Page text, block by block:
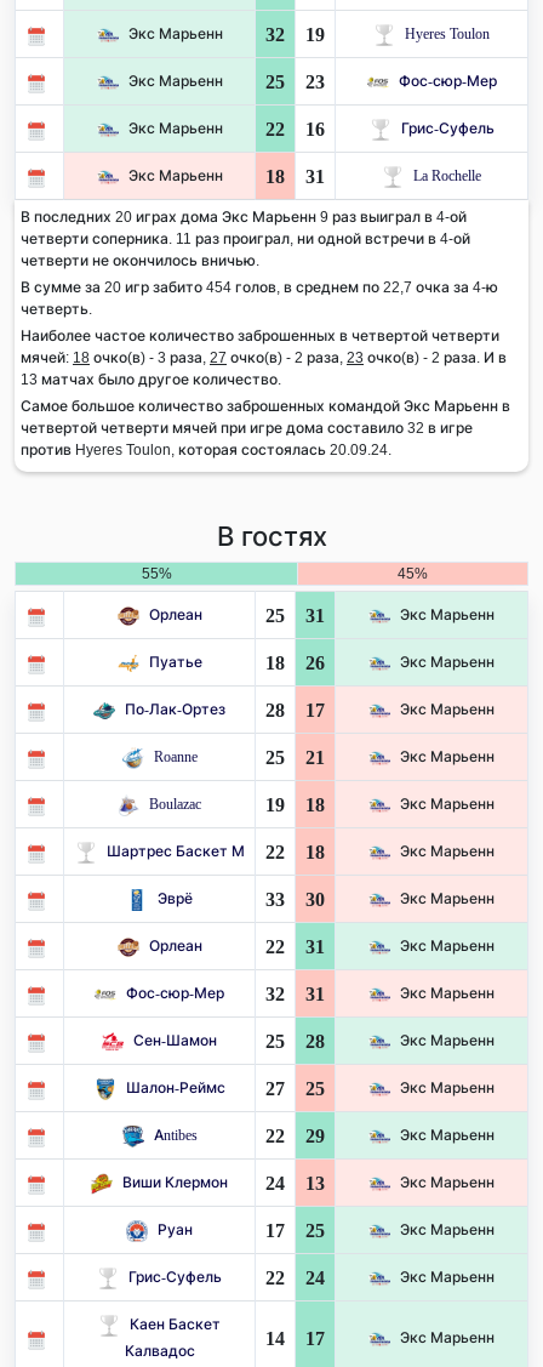
Экс Марьенн 32 19 Hyeres Toulon
Экс Марьенн 25 23 Фос-сюр-Мер
Экс Марьенн 22 16 Грис-Суфель
Экс Марьенн 18 31 La Rochelle
В последних 20 играх дома Экс Марьенн 9 раз выиграл в 4-ой
четверти соперника. 11 раз проиграл, ни одной встречи в 4-ой
четверти не окончилось вничью.
В сумме за 20 игр забито 454 голов, в среднем по 22,7 очка за 4-ю
четверть.
Наиболее частое количество заброшенных в четвертой четверти
мячей: 18 очко(в) - 3 раза, 27 очко(в) - 2 раза, 23 очко(в) - 2 раза. И в
13 матчах было другое количество.
Самое большое количество заброшенных командой Экс Марьенн в
четвертой четверти мячей при игре дома составило 32 в игре
против Hyeres Toulon, которая состоялась 20.09.24.
В гостях
55% 45%
Орлеан 25 31 Экс Марьенн
Пуатье 18 26 Экс Марьенн
По-Лак-Ортез 28 17 Экс Марьенн
Roanne 25 21 Экс Марьенн
Boulazac 19 18 Экс Марьенн
Шартрес Баскет М 22 18 Экс Марьенн
Эврё 33 30 Экс Марьенн
Орлеан 22 31 Экс Марьенн
Фос-сюр-Мер 32 31 Экс Марьенн
Сен-Шамон 25 28 Экс Марьенн
Шалон-Реймс 27 25 Экс Марьенн
Antibes 22 29 Экс Марьенн
Виши Клермон 24 13 Экс Марьенн
Руан 17 25 Экс Марьенн
Грис-Суфель 22 24 Экс Марьенн
Каен Баскет
Калвадос
14 17 Экс Марьенн